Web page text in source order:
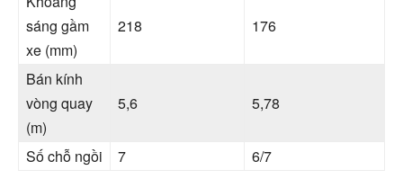
sáng gầm
xe (mm)
218 176
Bán kính
vòng quay
(m)
5,6 5,78
Số chỗ ngồi 7 6/7